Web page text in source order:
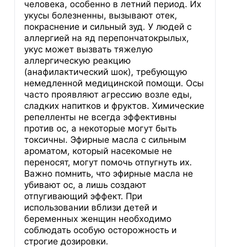
человека, особенно в летний период. Их
укусы болезненны, вызывают отек,
покраснение и сильный зуд. У людей с
аллергией на яд перепончатокрылых,
укус может вызвать тяжелую
аллергическую реакцию
(анафилактический шок), требующую
немедленной медицинской помощи. Осы
часто проявляют агрессию возле еды,
сладких напитков и фруктов. Химические
репелленты не всегда эффективны
против ос, а некоторые могут быть
токсичны. Эфирные масла с сильным
ароматом, который насекомые не
переносят, могут помочь отпугнуть их.
Важно помнить, что эфирные масла не
убивают ос, а лишь создают
отпугивающий эффект. При
использовании вблизи детей и
беременных женщин необходимо
соблюдать особую осторожность и
строгие дозировки.